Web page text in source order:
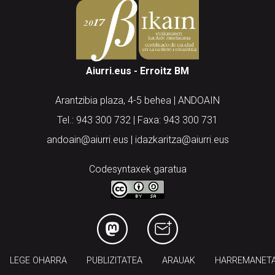
Aiurri.eus - Erroitz BM
Arantzibia plaza, 4-5 behea | ANDOAIN
Tel.: 943 300 732 | Faxa: 943 300 731
andoain@aiurri.eus | idazkaritza@aiurri.eus
Codesyntaxek garatua
LEGE OHARRA PUBLIZITATEA ARAUAK